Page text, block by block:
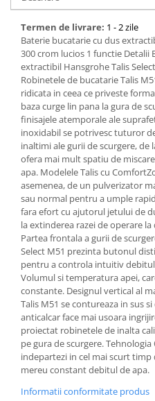
Bucatarie
Mobila bucatarie
Dulapuri si rafturi depozitare
Mese bucatarie si living
Mobilier bucatarie
Scaune bucatarie & living
Vase & ustensile pentru
Tigai si seturi
Oale si cratite
Oale sub presiune
Tavi
Ustensile bucatarie
Accesorii pentru bucatarie
Cosuri de gunoi
Suporturi si accesorii de
Termen de livrare: 1 - 2 zile
Baterie bucatarie cu dus
300 crom lucios 1 functie Detalii
extractibil Hansgrohe Talis
Robinetele de bucatarie Talis
ridicata in ceea ce priveste
baza curge lin pana la gura de
finisajele atemporale ale
inoxidabil se potrivesc tuturor
inaltimi ale gurii de scurgere, de
ofera mai mult spatiu de
apa. Modelele Talis cu
asemenea, de un pulverizator
sau normal pentru a umple
fara efort cu ajutorul jetului de
la extinderea razei de operare
Partea frontala a gurii de
Select M51 prezinta butonul
pentru a controla intuitiv
Volumul si temperatura apei,
constante. Designul vertical al
Talis M51 se contureaza in sus
anticalcar face mai usoara
proiectat robinetele de inalta
pe gura de scurgere.
indepartezi in cel mai scurt
mereu constant debitul de apa.
Informatii conformitate produs